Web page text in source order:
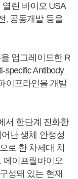
린 바이오 USA
, 공동개발 등을
업그레이드한 R
specific Antibody
이프라인을 개발
서 한단계 진화한
난 생체 안정성
로 한 차세대 치
에이프릴바이오
성돼 있는 현재